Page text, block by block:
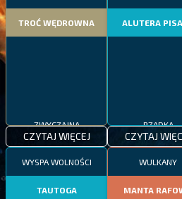
TROĆ WĘDROWNA
ZWYCZAJNA
CZYTAJ WIĘCEJ
ALUTERA
RZADKA
CZYTAJ
WYSPA WOLNOŚCI
TAUTOGA
WULKANY
MANTA